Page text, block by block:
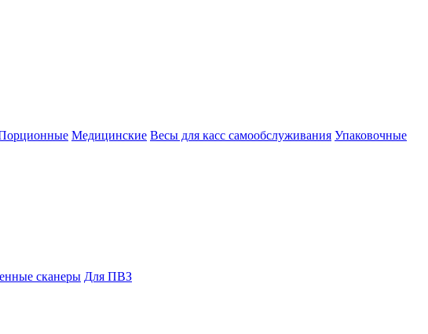
Медицинские Весы для касс самообслуживания Упаковочные
сканеры Для ПВЗ